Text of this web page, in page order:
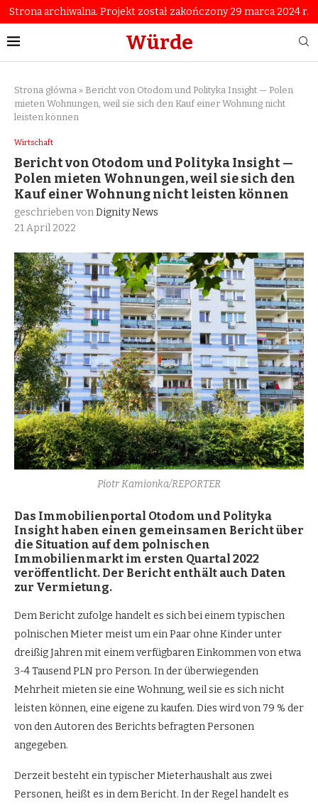
Strona archiwalna. Projekt został zakończony 29 marca 2024 r.
Würde
Strona główna » Bericht von Otodom und Polityka Insight — Polen
mieten Wohnungen, weil sie sich den Kauf einer Wohnung nicht
leisten können
Wirtschaft
Bericht von Otodom und Polityka Insight —
Polen mieten Wohnungen, weil sie sich den
Kauf einer Wohnung nicht leisten können
geschrieben vonDignity News
21 April 2022
Piotr Kamionka/REPORTER
Das Immobilienportal Otodom und Polityka
Insight haben einen gemeinsamen Bericht über
die Situation auf dem polnischen
Immobilienmarkt im ersten Quartal 2022
veröffentlicht. Der Bericht enthält auch Daten
zur Vermietung.
Dem Bericht zufolge handelt es sich bei einem typischen
polnischen Mieter meist um ein Paar ohne Kinder unter
dreißig Jahren mit einem verfügbaren Einkommen von etwa
3-4 Tausend PLN pro Person. In der überwiegenden
Mehrheit mieten sie eine Wohnung, weil sie es sich nicht
leisten können, eine eigene zu kaufen. Dies wird von 79 % der
von den Autoren des Berichts befragten Personen
angegeben.
Derzeit besteht ein typischer Mieterhaushalt aus zwei
Personen, heißt es in dem Bericht. In der Regel handelt es